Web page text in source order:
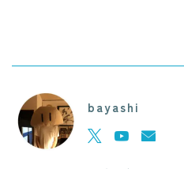
bayashi